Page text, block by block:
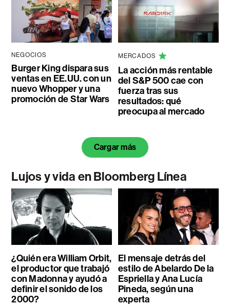
NEGOCIOS
Burger King dispara sus
ventas en EE.UU. con un
nuevo Whopper y una
promoción de Star Wars
MERCADOS
La acción más rentable
del S&P 500 cae con
fuerza tras sus
resultados: qué
preocupa al mercado
Cargar más
Lujos y vida en Bloomberg Línea
¿Quién era William Orbit,
el productor que trabajó
con Madonna y ayudó a
definir el sonido de los
2000?
El mensaje detrás del
estilo de Abelardo De la
Espriella y Ana Lucía
Pineda, según una
experta